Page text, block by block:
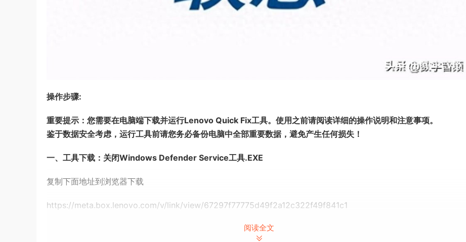
操作步骤:
重要提示：您需要在电脑端下载并运行Lenovo Quick Fix工具。使用之前请阅读详细的操作说明和注意事项。
鉴于数据安全考虑，运行工具前请您务必备份电脑中全部重要数据，避免产生任何损失！
一、工具下载：关闭Windows Defender Service工具.EXE
复制下面地址到浏览器下载
https://meta.box.lenovo.com/v/link/view/67297f77775d49f2a12c322f49f841c1
阅读全文